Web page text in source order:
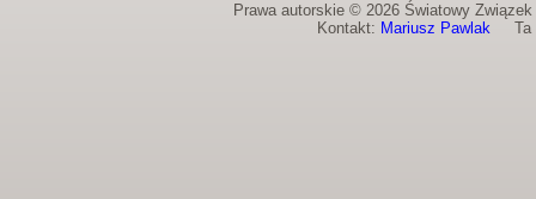
Prawa autorskie © 2026 Światowy
Kontakt: Mariusz PawlakTa